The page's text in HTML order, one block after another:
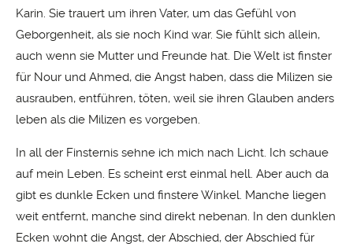
Karin. Sie trauert um ihren Vater, um das Gefühl von
Geborgenheit, als sie noch Kind war. Sie fühlt sich allein,
auch wenn sie Mutter und Freunde hat. Die Welt ist finster
für Nour und Ahmed, die Angst haben, dass die Milizen sie
ausrauben, entführen, töten, weil sie ihren Glauben anders
leben als die Milizen es vorgeben.
In all der Finsternis sehne ich mich nach Licht. Ich schaue
auf mein Leben. Es scheint erst einmal hell. Aber auch da
gibt es dunkle Ecken und finstere Winkel. Manche liegen
weit entfernt, manche sind direkt nebenan. In den dunklen
Ecken wohnt die Angst, der Abschied, der Abschied für